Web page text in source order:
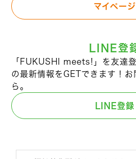
マイページ
LINE登
「FUKUSHI meets!」を友達
の最新情報をGETできます！
ら。
LINE登録